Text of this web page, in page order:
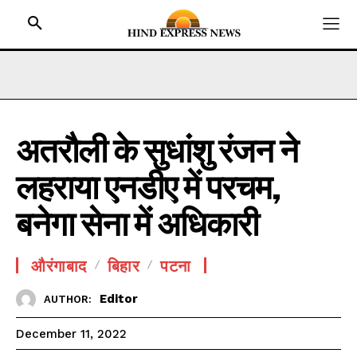
HOME
BIHAR
JHARKHAND
UTTAR PRADESH
MADHYA PRADESH
INTERNATIONAL
NATIONAL NEWS
CRIME NEWS
अतरौली के सुधांशु रंजन ने
लहराया एनडीए में परचम,
बनेगा सेना में अधिकारी
औरंगाबाद बिहार पटना
AUTHOR: Editor
December 11, 2022